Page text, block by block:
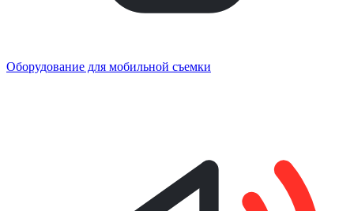
Оборудование для мобильной съемки